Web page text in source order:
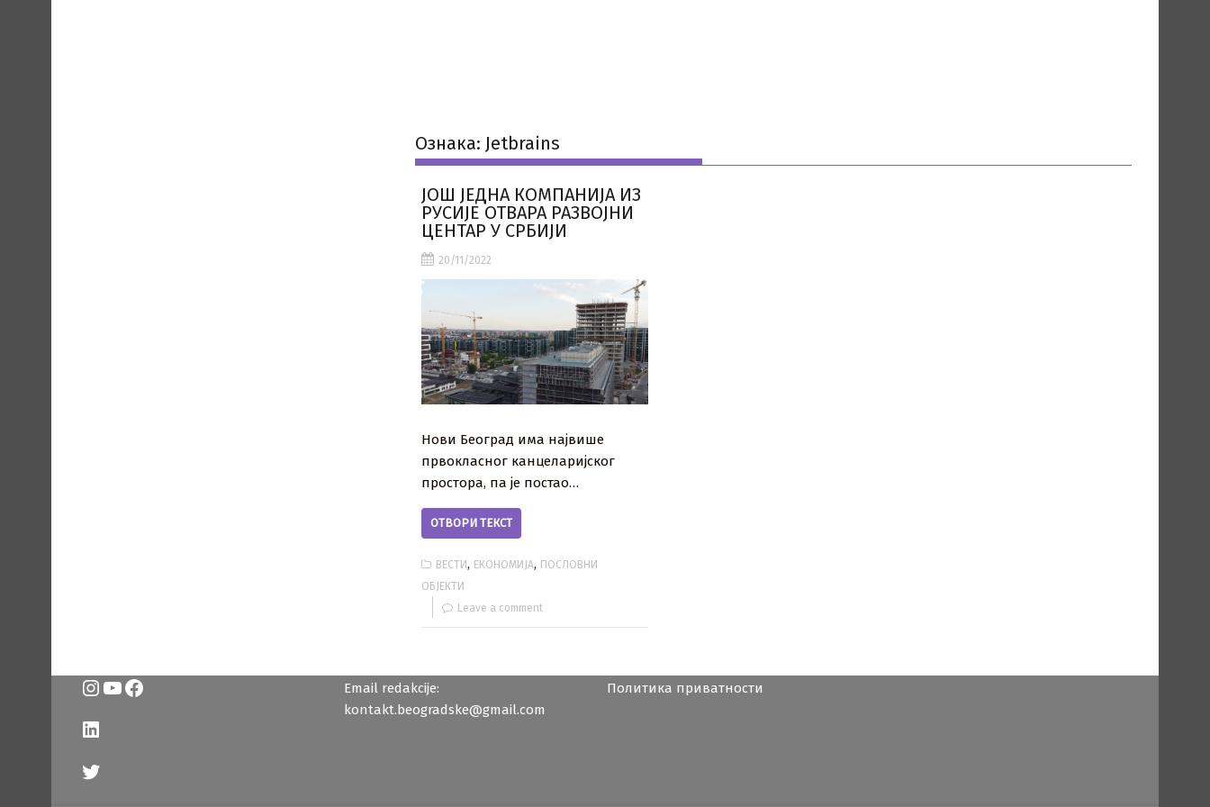
Ознака: Jetbrains
ЈОШ ЈЕДНА КОМПАНИЈА ИЗ
РУСИЈЕ ОТВАРА РАЗВОЈНИ
ЦЕНТАР У СРБИЈИ
20/11/2022
Нови Београд има највише
првокласног канцеларијског
простора, па је постао…
ОТВОРИ ТЕКСТ
ВЕСТИ, ЕКОНОМИЈА, ПОСЛОВНИ
ОБЈЕКТИ
Leave a comment
Instagram
YouTube
Facebook
LinkedIn
Twitter
Email redakcije:
kontakt.beogradske@gmail.com
Политика приватности